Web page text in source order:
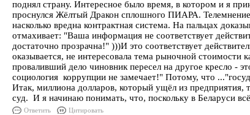
поднял страну. Интересное было время, в котором и я
проснулся Жёлтый Дракон сплошного ПИАРА.
насколько вредна контрактная система. На пальцах
отмахивает: "Ваша информация не соответствует
достаточно прозрачна!" )))И это соответствует
оказывается, не интересовала тема рыночной
проваливший дело чиновник пересел на другое кресло -
социология коррупции не замечает!" Потому, что
Итак, миллиона долларов, который ущёл из
суд. И я начинаю понимать, что, поскольку в Беларуси
Ответить Цитировать